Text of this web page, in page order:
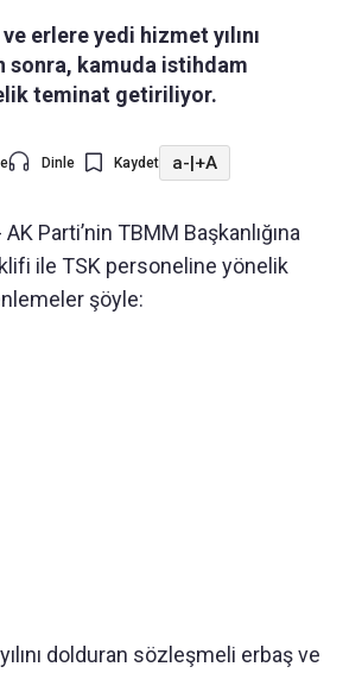
erlere yedi hizmet yılını
sonra, kamuda istihdam
teminat getiriliyor.
Dinle Kaydet a-|+A
AK Parti’nin TBMM Başkanlığına
ile TSK personeline yönelik
şöyle:
dolduran sözleşmeli erbaş ve